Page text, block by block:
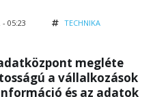
05:23 TECHNIKA
megléte
a vállalkozások
és az adatok